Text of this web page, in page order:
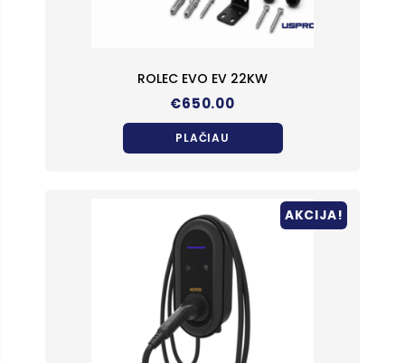
ROLEC EVO EV 22KW
€650.00
PLAČIAU
AKCIJA!